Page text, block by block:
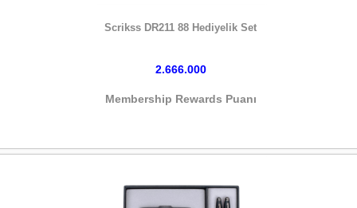
Scrikss DR211 88 Hediyelik Set
2.666.000
Membership Rewards Puanı